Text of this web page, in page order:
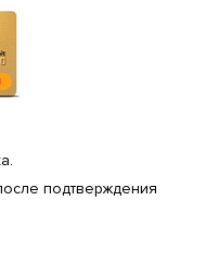
подтверждения